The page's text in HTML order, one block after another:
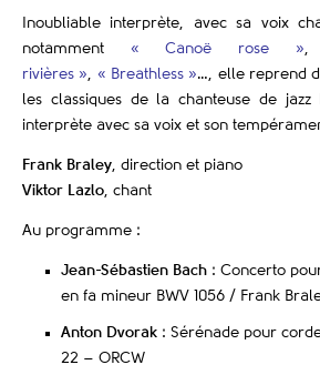
Inoubliable interprète, avec sa voix
notamment « Canoë rose »
rivières », « Breathless »…, elle reprend
les classiques de la chanteuse de jazz
interprète avec sa voix et son
Frank Braley, direction et piano
Viktor Lazlo, chant
Au programme :
Jean-Sébastien Bach : Concerto
en fa mineur BWV 1056 / Frank
Anton Dvorak : Sérénade pour
22 – ORCW